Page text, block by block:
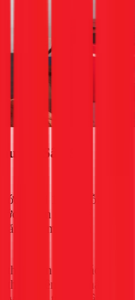
Sâu 9
Tại 1Fix, mỗi
chuẩn mực để
sóc một cách
thông tin của khách
viên gần nhất.